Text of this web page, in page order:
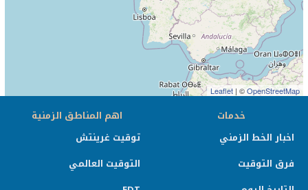
Leaflet | ©OpenStreetMap
خدمات
اخبار الخط الزمني
فرق التوقيت
اهم المناطق الزمنية
توقيت غرينتش
التوقيت العالمي